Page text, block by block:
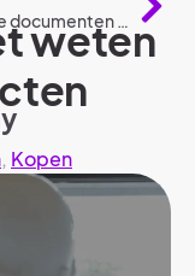
Verplichte documenten voor gebouwen in mede-eigendom
weten
, Kopen